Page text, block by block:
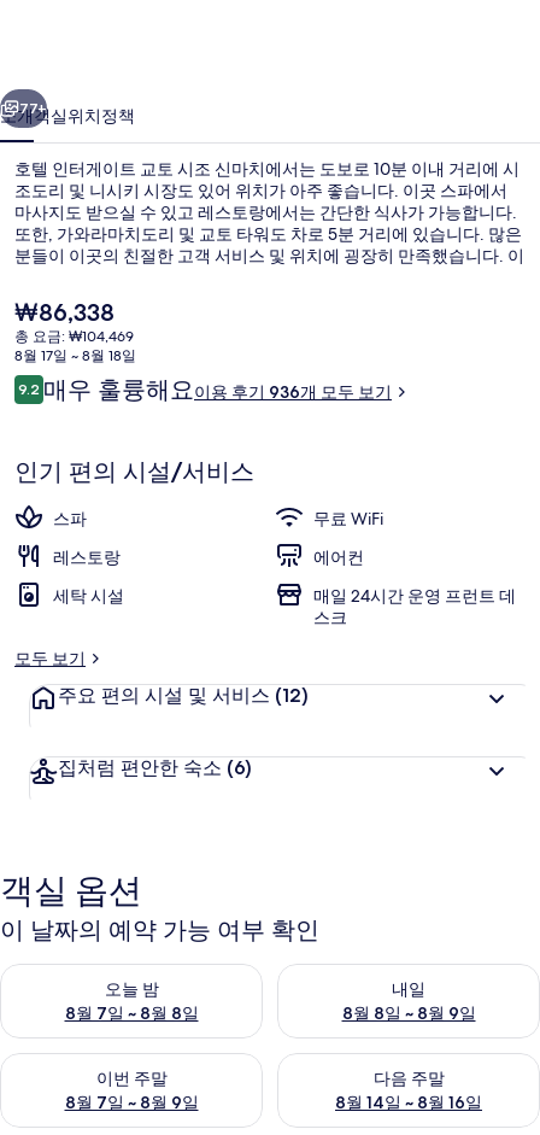
교
토
시
조
신
마
치
의
사
갤
러
리
77+
소개객실위치정책
호텔 인터게이트 교토 시조 신마치에서는 도보로 10분 이내 거리에 시
조도리 및 니시키 시장도 있어 위치가 아주 좋습니다. 이곳 스파에서
마사지도 받으실 수 있고 레스토랑에서는 간단한 식사가 가능합니다.
또한, 가와라마치도리 및 교토 타워도 차로 5분 거리에 있습니다. 많은
분들이 이곳의 친절한 고객 서비스 및 위치에 굉장히 만족했습니다. 이
의 경우 8분만 걸으면 갈 수 있고 니조조마에 역도 14분 거리에 있어요.
현
재
가
격
은
₩86,338
총 요금: ₩104,469
8월 17일 ~ 8월 18일
이
용
기
9.210점 만점 중 9.2점.
매우 훌륭해요이용 후기 936개 모두 보기
인기 편의 시설/서비스
스파
무료 WiFi
레스토랑
에어컨
세탁 시설
매일 24시간 운영 프런트 데
스크
모두 보기
주요 편의 시설 및 서비스 (12)
집처럼 편안한 숙소 (6)
객실 옵션
이 날짜의 예약 가능 여부 확인
오늘 밤
8월 7일 ~ 8월 8일
오늘 밤 예약 가능 여부 확인, 8월 7일 ~ 8월 8일
내일
8월 8일 ~ 8월 9일
내일 예약 가능 여부 확인, 8월
이번 주말
8월 7일 ~ 8월 9일
이번 주말 예약 가능 여부 확인, 8월 7일 ~ 8월 9일
다음 주말
8월 14일 ~ 8월 16일
다음 주말 예약 가능 여부 확인,